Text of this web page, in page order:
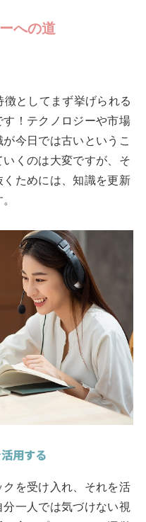
への道
としてまず挙げられる
！テクノロジーや市場
今日では古いというこ
くのは大変ですが、そ
ためには、知識を更新
用する
を受け入れ、それを活
一人では気づけない視